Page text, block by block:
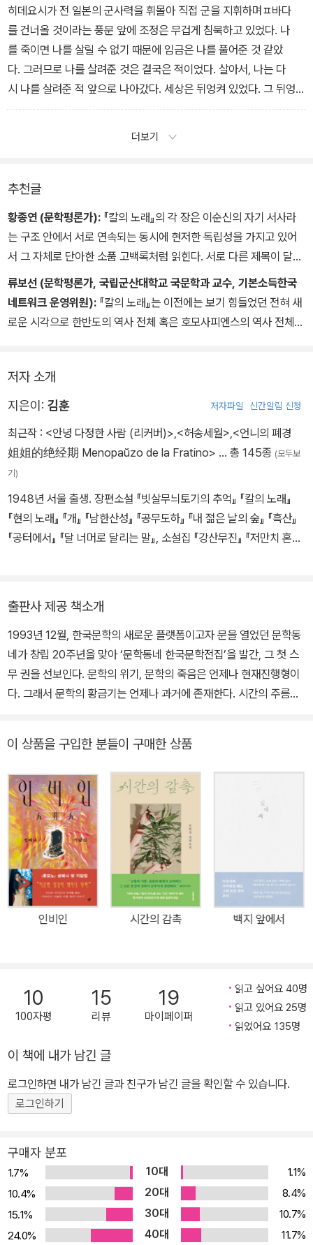
-바다는 너무 넓습니다.
-적 또한 헤아릴 수 없이 많다.
히데요시가 전 일본의 군사력을 휘몰아 직접 군을 지휘하며ㅍ바다
를 건너올 것이라는 풍문 앞에 조정은 무겁게 침묵하고 있었다. 나
를 죽이면 나를 살릴 수 없기 때문에 임금은 나를 풀어준 것 같았
다. 그러므로 나를 살려준 것은 결국은 적이었다. 살아서, 나는 다
시 나를 살려준 적 앞으로 나아갔다. 세상은 뒤엉켜 있었다. 그 뒤엉킴
은 말을 걸어볼 수 없이 무내용했다.
더보기
추천글
황종연 (문학평론가): 『칼의 노래』의 각 장은 이순신의 자기 서사라
는 구조 안에서 서로 연속되는 동시에 현저한 독립성을 가지고 있어
서 그 자체로 단아한 소품 고백록처럼 읽힌다. 서로 다른 제목이 달린
장마다 이순신은 그의 생애의 서로 다른 시간과 연결된 그의 지각과
경험에 대해 이야기하며 반성적인 자기의식이 수정水晶처럼 응결되
는 순간을 보여준다. 그의 서술 문체는 간결성, 직핍함, 통렬함 쪽에
루고 있을 근심과 회한과 분노를 표출하는 대신에 그는 그의 몸으로
류보선 (문학평론가, 국립군산대학교 국문학과 교수, 기본소득한국
네트워크 운영위원): 『칼의 노래』는 이전에는 보기 힘들었던 전혀 새
로운 시각으로 한반도의 역사 전체 혹은 호모사피엔스의 역사 전체를
억압당하고 장치들의 지배를 일방적으로 받는 순종하는 신체들로 살
아왔다는 점을 밀도 있게 보여준다. 바로 이 지점이 21세기를 자신의
던 김훈 소설의 출발점이다.
저자 소개
지은이: 김훈 저자파일 신간알림 신청
최근작 : <안녕 다정한 사람 (리커버)>,<허송세월>,<언니의 폐경
姐姐的绝经期 Menopaŭzo de la Fratino> … 총 145종 (모두보
기)
1948년 서울 출생. 장편소설 『빗살무늬토기의 추억』 『칼의 노래』
『현의 노래』 『개』 『남한산성』 『공무도하』 『내 젊은 날의 숲』 『흑산』
『공터에서』 『달 너머로 달리는 말』, 소설집 『강산무진』 『저만치 혼자
출판사 제공 책소개
1993년 12월, 한국문학의 새로운 플랫폼이고자 문을 열었던 문학동
네가 창립 20주년을 맞아 ‘문학동네 한국문학전집’을 발간, 그 첫 스
무 권을 선보인다. 문학의 위기, 문학의 죽음은 언제나 현재진행형이
다. 그래서 문학의 황금기는 언제나 과거에 존재한다. 시간의 주름을
능하다. 미래 전망은 기억을 예언으로 승화하는 일이다. 과거를 재발
견, 재정의하지 않고서는 더 나은 세상을 꿈꿀 수 없다. 문학동네가 한
국문학전집을 새로 엮어내는 이유가 여기에 있다. 문학동네 한국문학
전집은 지난 20년간 문학동네를 통해 독자와 만나온 한국문학의 빛
나는 성취를 우선적으로 선정했다. 하지만 앞으로 세대와 장르 등 범
위를 확대하면서 21세기 한국문학의 정전을 완성하고, 한국문학의 특
수성을 세계문학의 보편성과 접목시키는 매개 역할을 수행해나갈 것
이다. 문학동네 한국문학전집 014 김훈 장편소설 칼의 노래 우리 시
대 최고의 문장가 김훈은 공식적인 평가와는 다른 각도에서 조명한
역사적 인물들을 고아한 문체로 복원해낸다. 『칼의 노래』 『현의 노
며, 새로운 형태의 역사소설이 가능함을 평단과 독자들에 알렸다. 『칼
의 노래』(2007)는 이순신이 임금의 명을 거부했다는 죄로 옥고를 치
르다가 전세가 기울자 풀려나 삼도수군통제사를 맡게 된 정유년부터,
김훈은 전쟁터에서 명예롭게 죽고자 하는 무인 이순신이 정작 전쟁
외의 상황 때문에 겪었을 인간적인 고뇌를 사실적으로 그려낸다. 선
조의 실정(失政)에 의한 불안, 강대국인 명의 비위를 맞추며 나라를
지 못한 그의 슬픔 등이 전쟁의 경과보다 더욱 세세하게 밝혀진다.
『칼의 노래』는 그간 이순신을 그려낼 때 빠지지 않았던 진부한 전쟁
서사를 버리고, 아군이란 없었던 한계상황에서 무너지려는 자신을 끝
없이 일으켜세워야만 했던 이순신의 고독하고 불안한 내면을 김훈 특
유의 남성적인 문체로 예리하게 묘파한 수작이다. “무장 이순신의 실
존적 고뇌”라는 “인간 이순신”의 모습을 그려낸 『칼의 노래』는 “한국
이 상품을 구입한 분들이 구매한 상품
인비인 시간의 감촉 백지 앞에서
10
100자평
15
리뷰
19
마이페이퍼
읽고 싶어요 40명
읽고 있어요 25명
읽었어요 135명
이 책에 내가 남긴 글
로그인하면 내가 남긴 글과 친구가 남긴 글을 확인할 수 있습니다.
로그인하기
구매자 분포
1.7% 10대
1.1%
10.4%
20대
8.4%
15.1%
30대
10.7%
24.0%
40대 11.7%